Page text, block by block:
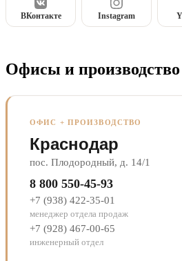
ВКонтакте Instagram
Офисы и производство
ОФИС + ПРОИЗВОДСТВО
Краснодар
пос. Плодородный, д. 14/1
8 800 550-45-93
+7 (938) 422-35-01
менеджер отдела продаж
+7 (928) 467-00-65
инженерный отдел